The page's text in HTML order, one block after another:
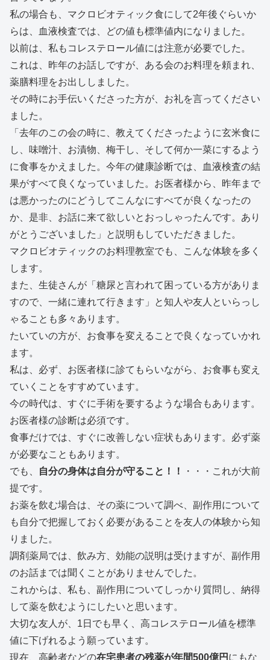
私の場合も、マクロビオティック食にして2年後ぐらいか
らは、血液検査では、どの値も標準値内になりました。
以前は、私もコレステロール値には注意が必要でした。
これは、昨年のお話しですが、ある会のお料理を頼まれ、
薬膳料理をお出ししました。
その時にお手伝いくださった方が、お礼を言ってください
ました。
「去年のこの会の時に、教えてくださったように玄米食に
し、味噌汁、お漬物、梅干し、そして何か一菜にするよう
に食事をかえました。今年の健康診断では、血液検査の結
果がすべて良くなっていました。お医者様から、昨年まで
は悪かったのにどうしてこんなにすべてが良くなったの
か、是非、お話に来て欲しいとおっしゃったんです。あり
がとうございました」と説明もしていただきました。
マクロビオティックのお料理教室でも、こんな体験を多く
します。
また、生徒さんが「糖尿と言われて困っている方がありま
すので、一緒に連れて行きます」と知人や友人といらっし
ゃることも多々あります。
たいていの方が、お食事を変えることで良くなっていかれ
ます。
私は、必ず、お医者様に診てもらいながら、お食事も変え
ていくことをすすめています。
今の時代は、すぐに手術を要するような場合もあります。
お医者様の診断は必須です。
食事だけでは、すぐに改善しない症状もあります。必ず薬
が必要なこともあります。
でも、
自分の身体は自分が守ること！！
・・・これが大前
提です。
お薬を飲む場合は、その薬について調べ、副作用について
も自分で把握しておく必要があることを友人の体験から知
りました。
調剤薬局では、飲み方、効能の説明は受けますが、副作用
のお話までは聞くことがありませんでした。
これからは、私も、副作用についてしっかり質問し、納得
して薬を飲むようにしたいと思います。
大切な友人が、1日でも早く、高コレステロール値を標準
値に下げれるよう願っています。
現在、高齢者などの在宅患者の残薬が年間500億円 にもな